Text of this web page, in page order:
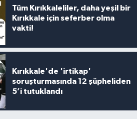
Tüm Kırıkkaleliler, daha yeşil bir
Kırıkkale için seferber olma
vakti!
Kırıkkale'de 'irtikap'
soruşturmasında 12 şüpheliden
5’i tutuklandı